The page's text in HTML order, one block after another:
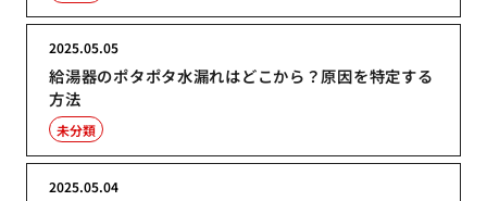
給湯器のポタポタ水漏れはどこから？原因を特定する
方法
2025.05.05
未分類
2025.05.04